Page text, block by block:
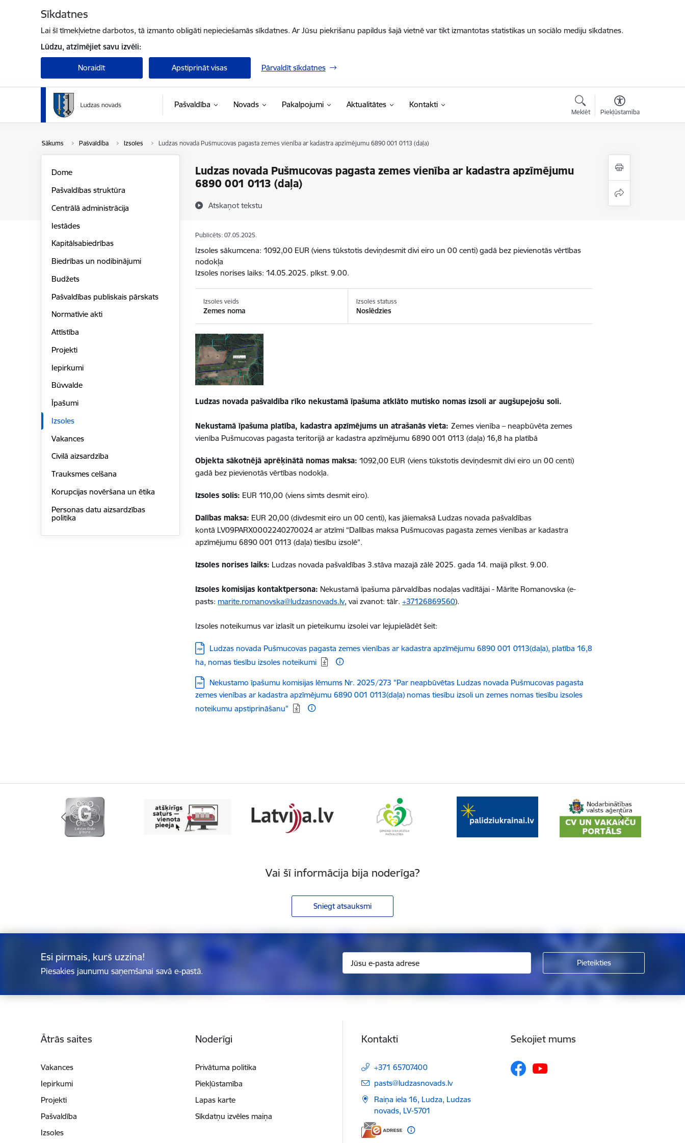
Sīkdatnes
Lai šī tīmekļvietne darbotos, tā izmanto obligāti nepieciešamās sīkdatnes. Ar Jūsu piekrišanu papildus šajā vietnē var tikt izmantotas statistikas un sociālo mediju sīkdatnes.
Lūdzu, atzīmējiet savu izvēli:
Noraidīt Apstiprināt visas Pārvaldīt sīkdatnes
Pašvaldība Novads Pakalpojumi Aktualitātes Kontakti
Meklēt Piekļūstamība
Sākums Pašvaldība Izsoles Ludzas novada Pušmucovas pagasta zemes vienība ar kadastra apzīmējumu 6890 001 0113 (daļa)
Ludzas novada Pušmucovas pagasta zemes vienība ar kadastra apzīmējumu
6890 001 0113 (daļa)
Atskaņot tekstu
Dome
Pašvaldības struktūra
Centrālā administrācija
Iestādes
Kapitālsabiedrības
Biedrības un nodibinājumi
Budžets
Pašvaldības publiskais pārskats
Normatīvie akti
Attīstība
Projekti
Iepirkumi
Būvvalde
Īpašumi
Izsoles
Vakances
Civilā aizsardzība
Trauksmes celšana
Korupcijas novēršana un ētika
Personas datu aizsardzības
politika
Publicēts: 07.05.2025.
Izsoles sākumcena: 1092,00 EUR (viens tūkstotis deviņdesmit divi eiro un 00 centi) gadā bez pievienotās vērtības
nodokļa
Izsoles norises laiks: 14.05.2025. plkst. 9.00.
Izsoles veids
Zemes noma
Izsoles statuss
Noslēdzies
Ludzas novada pašvaldība rīko nekustamā īpašuma atklāto mutisko nomas izsoli ar augšupejošu soli.
Nekustamā īpašuma platība, kadastra apzīmējums un atrašanās vieta:Zemes vienība – neapbūvēta zemes
vienība Pušmucovas pagasta teritorijā ar kadastra apzīmējumu 6890 001 0113 (daļa) 16,8 ha platībā
Objekta sākotnējā aprēķinātā nomas maksa: 1092,00 EUR (viens tūkstotis deviņdesmit divi eiro un 00 centi)
gadā bez pievienotās vērtības nodokļa.
Izsoles solis: EUR 110,00 (viens simts desmit eiro).
Dalības maksa: EUR 20,00 (divdesmit eiro un 00 centi), kas jāiemaksā Ludzas novada pašvaldības
kontā LV09PARX0002240270024 ar atzīmi “Dalības maksa Pušmucovas pagasta zemes vienības ar kadastra
apzīmējumu6890 001 0113 (daļa) tiesību izsolē”.
Izsoles norises laiks: Ludzas novada pašvaldības 3.stāva mazajā zālē 2025. gada 14. maijā plkst. 9.00.
Izsoles komisijas kontaktpersona: Nekustamā īpašuma pārvaldības nodaļas vadītājai - Mārīte Romanovska (e-
pasts: marite.romanovska@ludzasnovads.lv, vai zvanot: tālr.+37126869560).
Izsoles noteikumus var izlasīt un pieteikumu izsolei var lejupielādēt šeit:
Lejupielādēt:
Ludzas novada Pušmucovas pagasta zemes vienības ar kadastra apzīmējumu 6890 001 0113(daļa), platība 16,8
ha, nomas tiesību izsoles noteikumi
Lejupielādēt:
Nekustamo īpašumu komisijas lēmums Nr. 2025/273 "Par neapbūvētas Ludzas novada Pušmucovas pagasta
zemes vienības ar kadastra apzīmējumu 6890 001 0113(daļa) nomas tiesību izsoli un zemes nomas tiesību izsoles
noteikumu apstiprināšanu"
Vai šī informācija bija noderīga?
Sniegt atsauksmi
Esi pirmais, kurš uzzina!
Piesakies jaunumu saņemšanai savā e-pastā.
Ātrās saites
Vakances
Iepirkumi
Projekti
Pašvaldība
Izsoles
Noderīgi
Privātuma politika
Piekļūstamība
Lapas karte
Sīkdatņu izvēles maiņa
Kontakti
+371 65707400
E-pasts:
pasts@ludzasnovads.lv
Raiņa iela 16, Ludza, Ludzas
novads, LV-5701
Sekojiet mums